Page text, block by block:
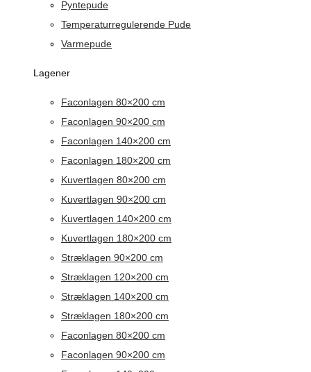
Pyntepude
Temperaturregulerende Pude
Varmepude
Lagener
Faconlagen 80×200 cm
Faconlagen 90×200 cm
Faconlagen 140×200 cm
Faconlagen 180×200 cm
Kuvertlagen 80×200 cm
Kuvertlagen 90×200 cm
Kuvertlagen 140×200 cm
Kuvertlagen 180×200 cm
Stræklagen 90×200 cm
Stræklagen 120×200 cm
Stræklagen 140×200 cm
Stræklagen 180×200 cm
Faconlagen 80×200 cm
Faconlagen 90×200 cm